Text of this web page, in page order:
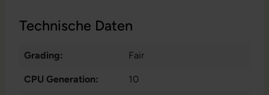
Technische Daten
Grading: Fair
CPU Generation: 10